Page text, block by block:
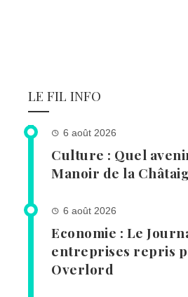
LE FIL INFO
6 août 2026
Culture : Quel
Manoir de la
6 août 2026
Economie : Le
entreprises repris
Overlord